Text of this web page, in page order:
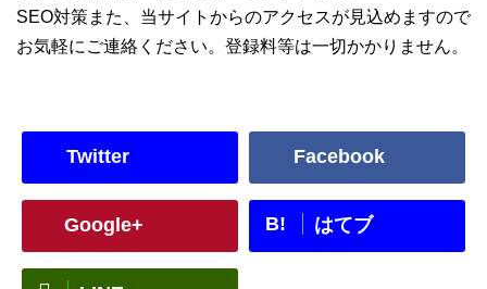
SEO対策また、当サイトからのアクセスが見込めますので
お気軽にご連絡ください。登録料等は一切かかりません。
Twitter Facebook
Google+ B! はてブ